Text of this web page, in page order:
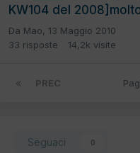
KW104 del
Da Mao, 13 Maggio 2010
33 risposte 14,2k visite
PREC
Seguaci 0